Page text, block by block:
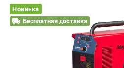
ВХОД ИЛИ РЕГИСТРАЦИЯ
ЗАКАЗАТЬ ЗАПЧАСТЬ
Новинка
Бесплатная доставка